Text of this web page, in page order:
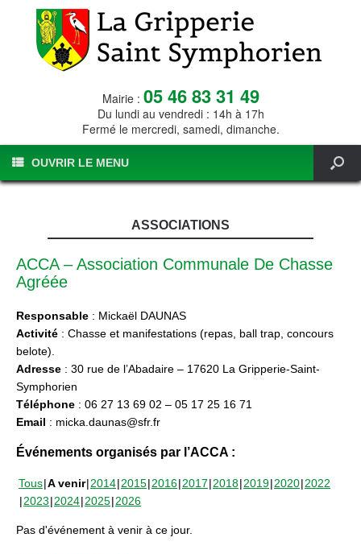
Mairie : 05 46 83 31 49
Du lundi au vendredi : 14h à 17h
Fermé le mercredi, samedi, dimanche.
OUVRIR LE MENU
ASSOCIATIONS
ACCA – Association Communale De Chasse
Agréée
Responsable : Mickaël DAUNAS
Activité : Chasse et manifestations (repas, ball trap, concours
belote).
Adresse : 30 rue de l’Abadaire – 17620 La Gripperie-Saint-
Symphorien
Téléphone : 06 27 13 69 02 – 05 17 25 16 71
Email : micka.daunas@sfr.fr
Événements organisés par l’ACCA :
Tous A venir 2014 2015 2016 2017 2018 2019 2020 2022
2023 2024 2025 2026
Pas d'événement à venir à ce jour.